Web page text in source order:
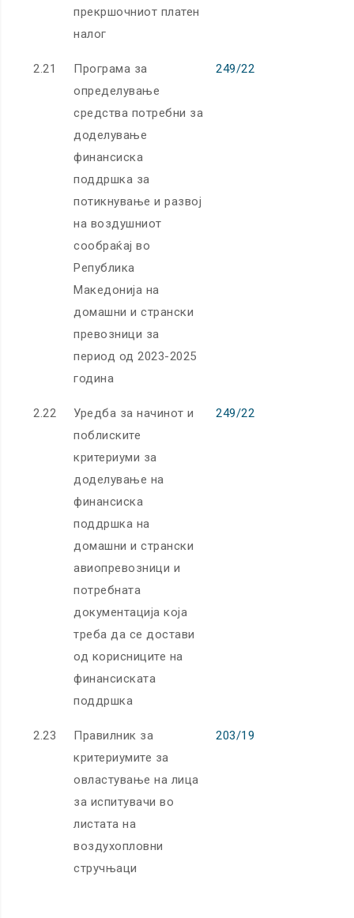
прекршочниот платен
налог
2.21
Програма за
определување
средства потребни за
доделување
финансиска
поддршка за
потикнување и развој
на воздушниот
сообраќај во
Република
Македонија на
домашни и странски
превозници за
период од 2023-2025
година
249/22
2.22
Уредба за начинот и
поблиските
критериуми за
доделување на
финансиска
поддршка на
домашни и странски
авиопревозници и
потребната
документација која
треба да се достави
од корисниците на
финансиската
поддршка
249/22
2.23
Правилник за
критериумите за
овластување на лица
за испитувачи во
листата на
воздухопловни
стручњаци
203/19